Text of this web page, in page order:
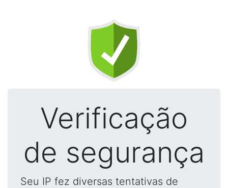
Verificação
de segurança
Seu IP fez diversas tentativas de